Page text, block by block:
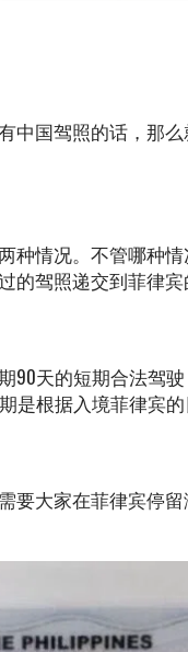
中国驾照的话，那
种情况。不管哪种
驾照递交到菲律宾
90天的短期合法驾
是根据入境菲律宾的
要大家在菲律宾停